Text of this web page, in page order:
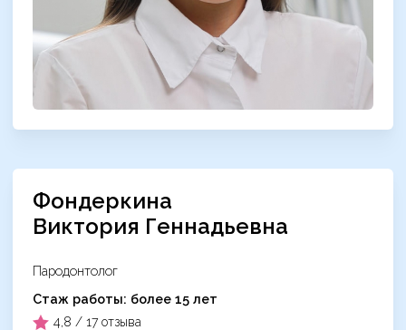
Фондеркина
Виктория Геннадьевна
Пародонтолог
Cтаж работы: более 15 лет
4,8 / 17 отзыва